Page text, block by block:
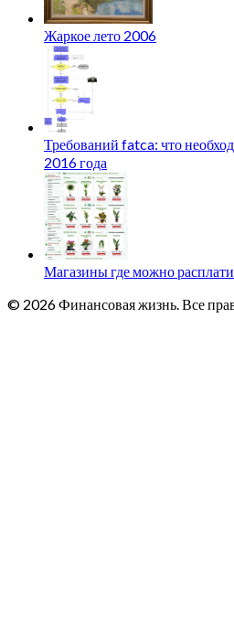
Жаркое лето 2006
Требований fatca: что
2016 года
Магазины где можно
© 2026 Финансовая жизнь. Все